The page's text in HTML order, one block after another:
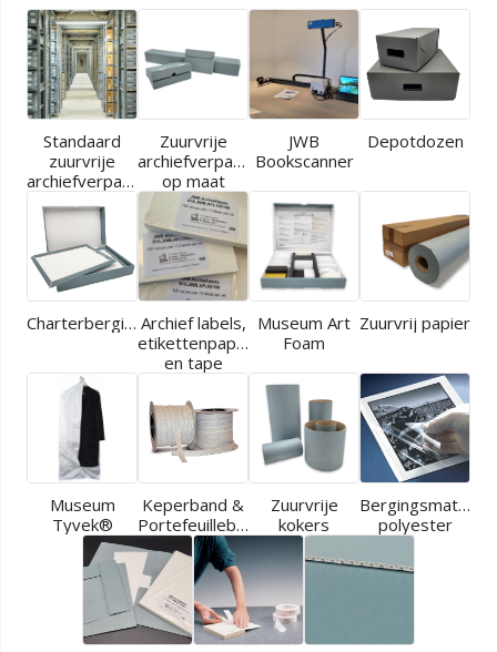
Standaard
zuurvrije
archiefverpakkingen
Zuurvrije
archiefverpakkingen
op maat
JWB
Bookscanner
Depotdozen
Charterbergingen Archief labels,
etikettenpapier
en tape
Museum Art
Foam
Zuurvrij papier
Museum
Tyvek®
Keperband &
Portefeuilleband
Zuurvrije
kokers
polyester